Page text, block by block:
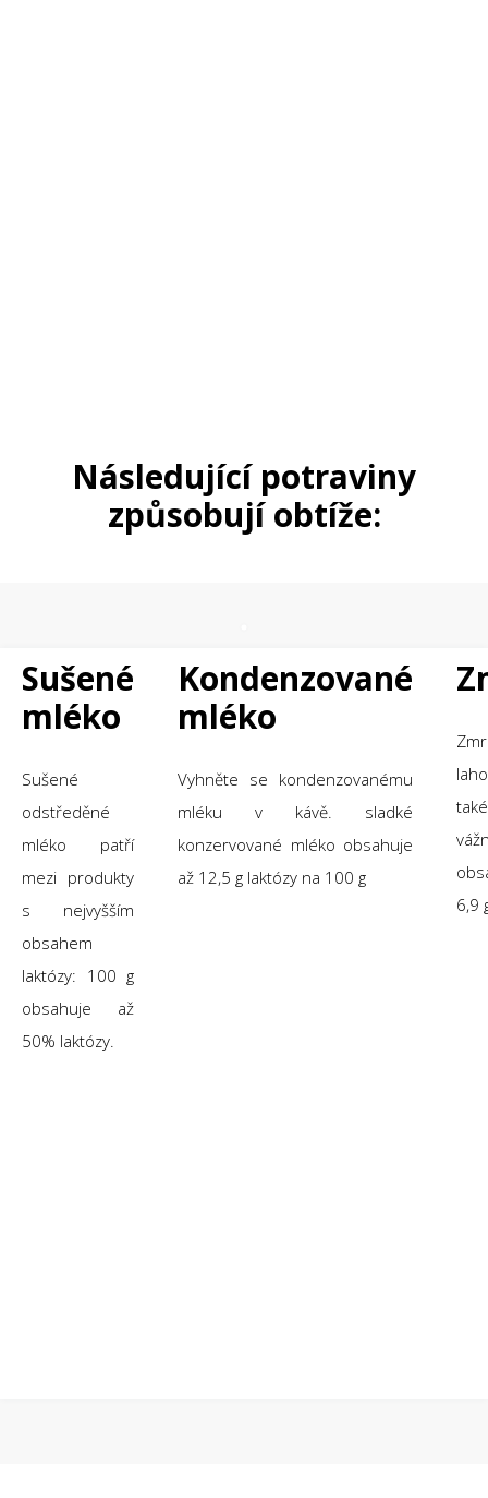
Následující potraviny
způsobují obtíže:
Sušené
mléko
Sušené
odstředěné
mléko patří
mezi produkty
s nejvyšším
obsahem
laktózy: 100 g
obsahuje až
50% laktózy.
Kondenzované
mléko
Vyhněte se kondenzovanému
mléku v kávě. sladké
konzervované mléko obsahuje
až 12,5 g laktózy na 100 g
6,9